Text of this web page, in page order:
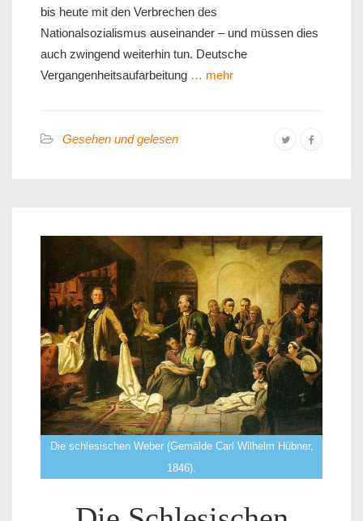
bis heute mit den Verbrechen des
Nationalsozialismus auseinander – und müssen dies
auch zwingend weiterhin tun. Deutsche
Vergangenheitsaufarbeitung … mehr
Gesehen und gelesen
Die schlesischen Weber (Gemälde Carl Wilhelm Hübner,
1846).